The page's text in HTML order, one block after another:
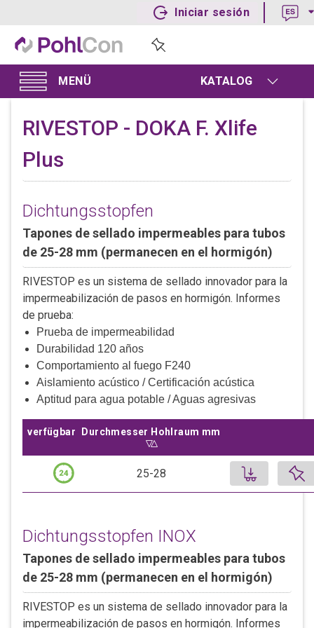
KATALOG
Iniciar sesión
RIVESTOP - DOKA F. Xlife
Plus
Dichtungsstopfen
Tapones de sellado impermeables para tubos
de 25-28 mm (permanecen en el hormigón)
RIVESTOP es un sistema de sellado innovador para la
impermeabilización de pasos en hormigón. Informes
de prueba:
Prueba de impermeabilidad
Durabilidad 120 años
Comportamiento al fuego F240
Aislamiento acústico / Certificación acústica
Aptitud para agua potable / Aguas agresivas
verfügbar Durchmesser Hohlraum mm
Sort ascending by
Durchmesser Hohlraum mm
25-28
25-28 mm (permanecen en el hormigón)
Stück, 1 Stk.
2.72 CHF
0.06m x 0.01m x 0.01m (L x B x H)
Dichtungsstopfen INOX
Tapones de sellado impermeables para tubos
de 25-28 mm (permanecen en el hormigón)
RIVESTOP es un sistema de sellado innovador para la
impermeabilización de pasos en hormigón. Informes